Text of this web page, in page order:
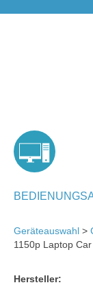
Geräteauswahl >
1150p Laptop
Hersteller: